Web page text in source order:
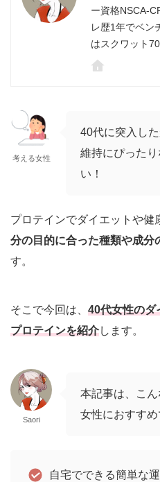
ー資格NSCA-
レ歴1年でベン
はスクワット
考える女性
40代に突入し
維持にぴった
い！
プロテインでダイエットや健
分の目的に合った種類や成分
す。
そこで今回は、 40代女性のダ
プロテインを紹介します。
Saori
本記事は、こ
女性におすすめ
自宅でできる簡単な